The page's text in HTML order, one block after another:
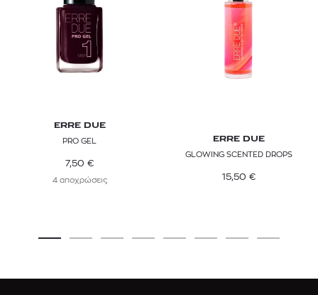
ERRE DUE
PRO GEL
7,50 €
4 αποχρώσεις
ERRE DUE
GLOWING SCENTED DROPS
15,50 €